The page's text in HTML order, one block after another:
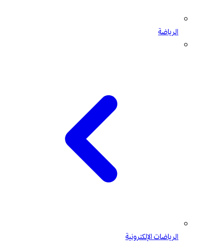
الرياضة
الرياضات الإلكترونية